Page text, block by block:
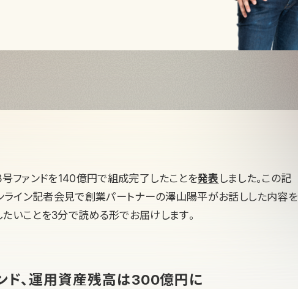
ファンドを140億円で組成完了したことを発表 しました。この記
ライン記者会見で創業パートナーの澤山陽平がお話しした内容を
たいことを3分で読める形でお届けします。
ド、運用資産残高は300億円に